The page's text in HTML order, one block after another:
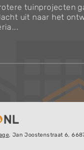
tuinprojecten
uit naar het
, Jan Joostenstraat 6,